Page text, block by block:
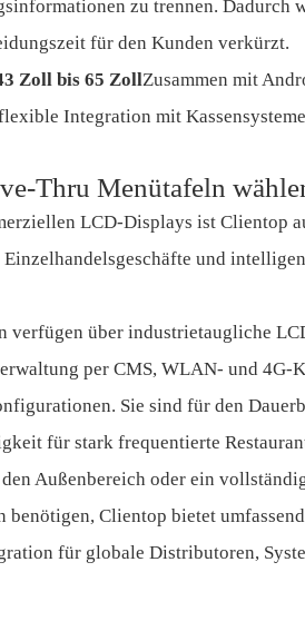
zu trennen. Dadurch
für den Kunden verkürzt.
Zoll bis 65 ZollZusammen mit
Integration mit
Thru Menütafeln
LCD-Displays ist Clientop
und
über industrietaugliche
per CMS, WLAN- und 4G-
Sie sind für den
für stark frequentierte
Außenbereich oder ein
Clientop bietet
für globale Distributoren,